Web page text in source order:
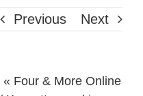
Previous Next
Four & More Online